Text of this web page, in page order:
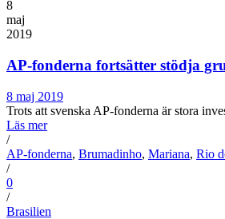
8
maj
2019
AP-fonderna fortsätter stödja
8 maj 2019
Trots att svenska AP-fonderna är stora
Läs mer
/
AP-fonderna, Brumadinho, Mariana, Rio
/
0
/
Brasilien